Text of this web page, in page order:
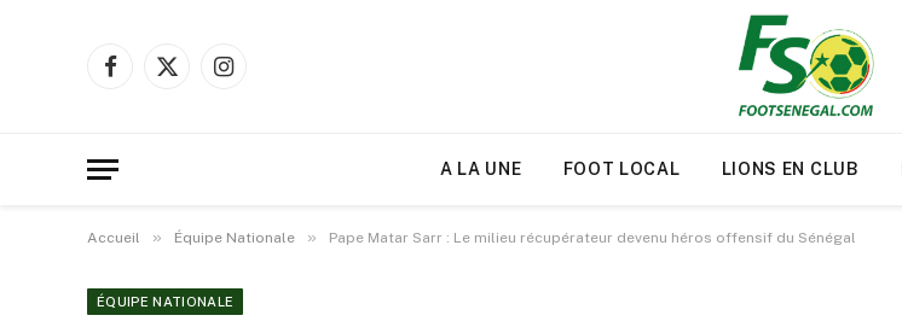
Facebook
X
Instagram
A LA UNE FOOT LOCAL LIONS EN CLUB
Accueil » Équipe Nationale » Pape Matar Sarr : Le milieu récupérateur devenu héros offensif du Sénégal
ÉQUIPE NATIONALE